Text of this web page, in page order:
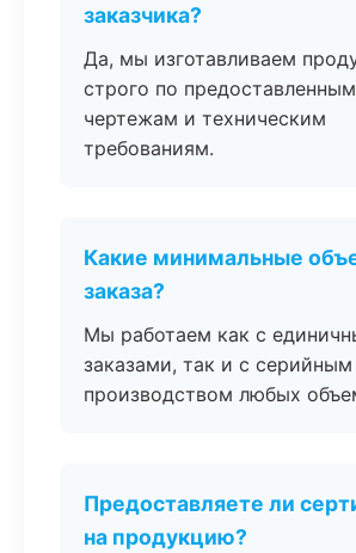
заказчика?
Да, мы изготавливаем
строго по предоставленным
чертежам и техническим
требованиям.
Какие минимальные
заказа?
Мы работаем как с
заказами, так и с серийным
производством любых
Предоставляете ли
на продукцию?